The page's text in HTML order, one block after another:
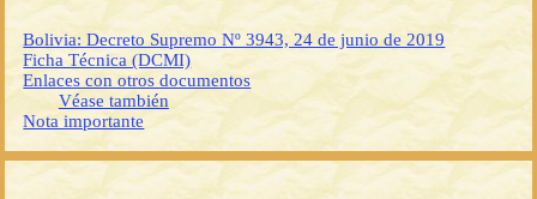
Bolivia: Decreto Supremo Nº 3943, 24 de junio de 2019
Ficha Técnica (DCMI)
Enlaces con otros documentos
Véase también
Nota importante